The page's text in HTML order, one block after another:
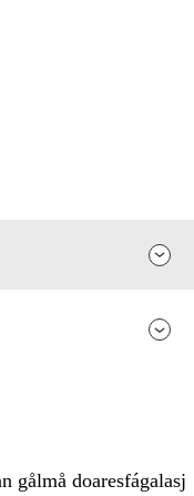
gålmå doaresfágalasj